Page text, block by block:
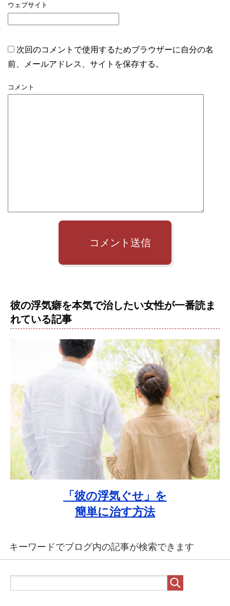
ウェブサイト
次回のコメントで使用するためブラウザーに自分の名
前、メールアドレス、サイトを保存する。
コメント
コメント送信
彼の浮気癖を本気で治したい女性が一番読ま
れている記事
「彼の浮気ぐせ」を
簡単に治す方法
キーワードでブログ内の記事が検索できます